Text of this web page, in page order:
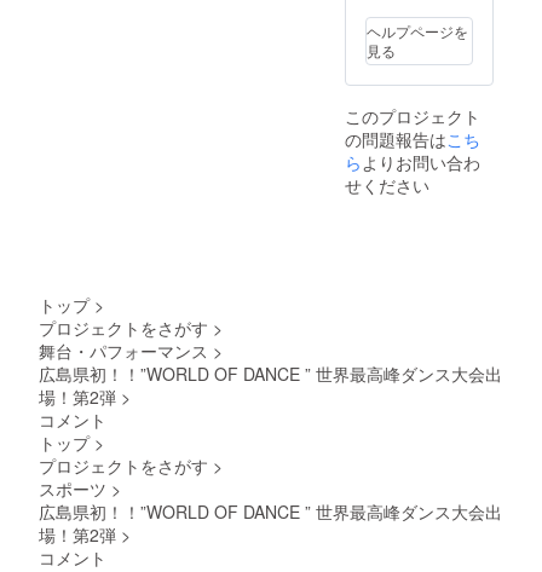
どの画
像の受
け渡し
につい
お送り
する
メール
をご確
認くだ
必ず、
どちら
ださ
い。 ①
ヘルプページを
見る
このプロジェクト
の問題報告はこち
らよりお問い合わ
せください
トップ >
プロジェクトをさがす >
舞台・パフォーマンス >
広島県初！！”WORLD OF DANCE ” 世界最高峰ダンス大会出
場！第2弾 >
コメント
トップ >
プロジェクトをさがす >
スポーツ >
広島県初！！”WORLD OF DANCE ” 世界最高峰ダンス大会出
場！第2弾 >
コメント